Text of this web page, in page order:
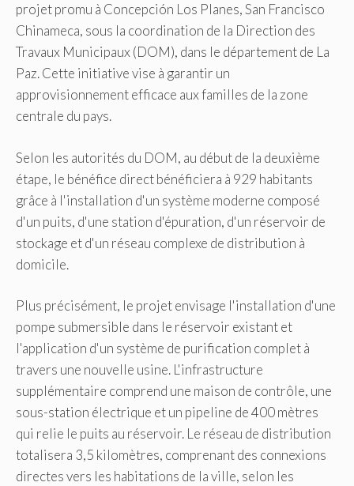
projet promu à Concepción Los Planes, San Francisco
Chinameca, sous la coordination de la Direction des
Travaux Municipaux (DOM), dans le département de La
Paz. Cette initiative vise à garantir un
approvisionnement efficace aux familles de la zone
centrale du pays.
Selon les autorités du DOM, au début de la deuxième
étape, le bénéfice direct bénéficiera à 929 habitants
grâce à l'installation d'un système moderne composé
d'un puits, d'une station d'épuration, d'un réservoir de
stockage et d'un réseau complexe de distribution à
domicile.
Plus précisément, le projet envisage l'installation d'une
pompe submersible dans le réservoir existant et
l'application d'un système de purification complet à
travers une nouvelle usine. L'infrastructure
supplémentaire comprend une maison de contrôle, une
sous-station électrique et un pipeline de 400 mètres
qui relie le puits au réservoir. Le réseau de distribution
totalisera 3,5 kilomètres, comprenant des connexions
directes vers les habitations de la ville, selon les